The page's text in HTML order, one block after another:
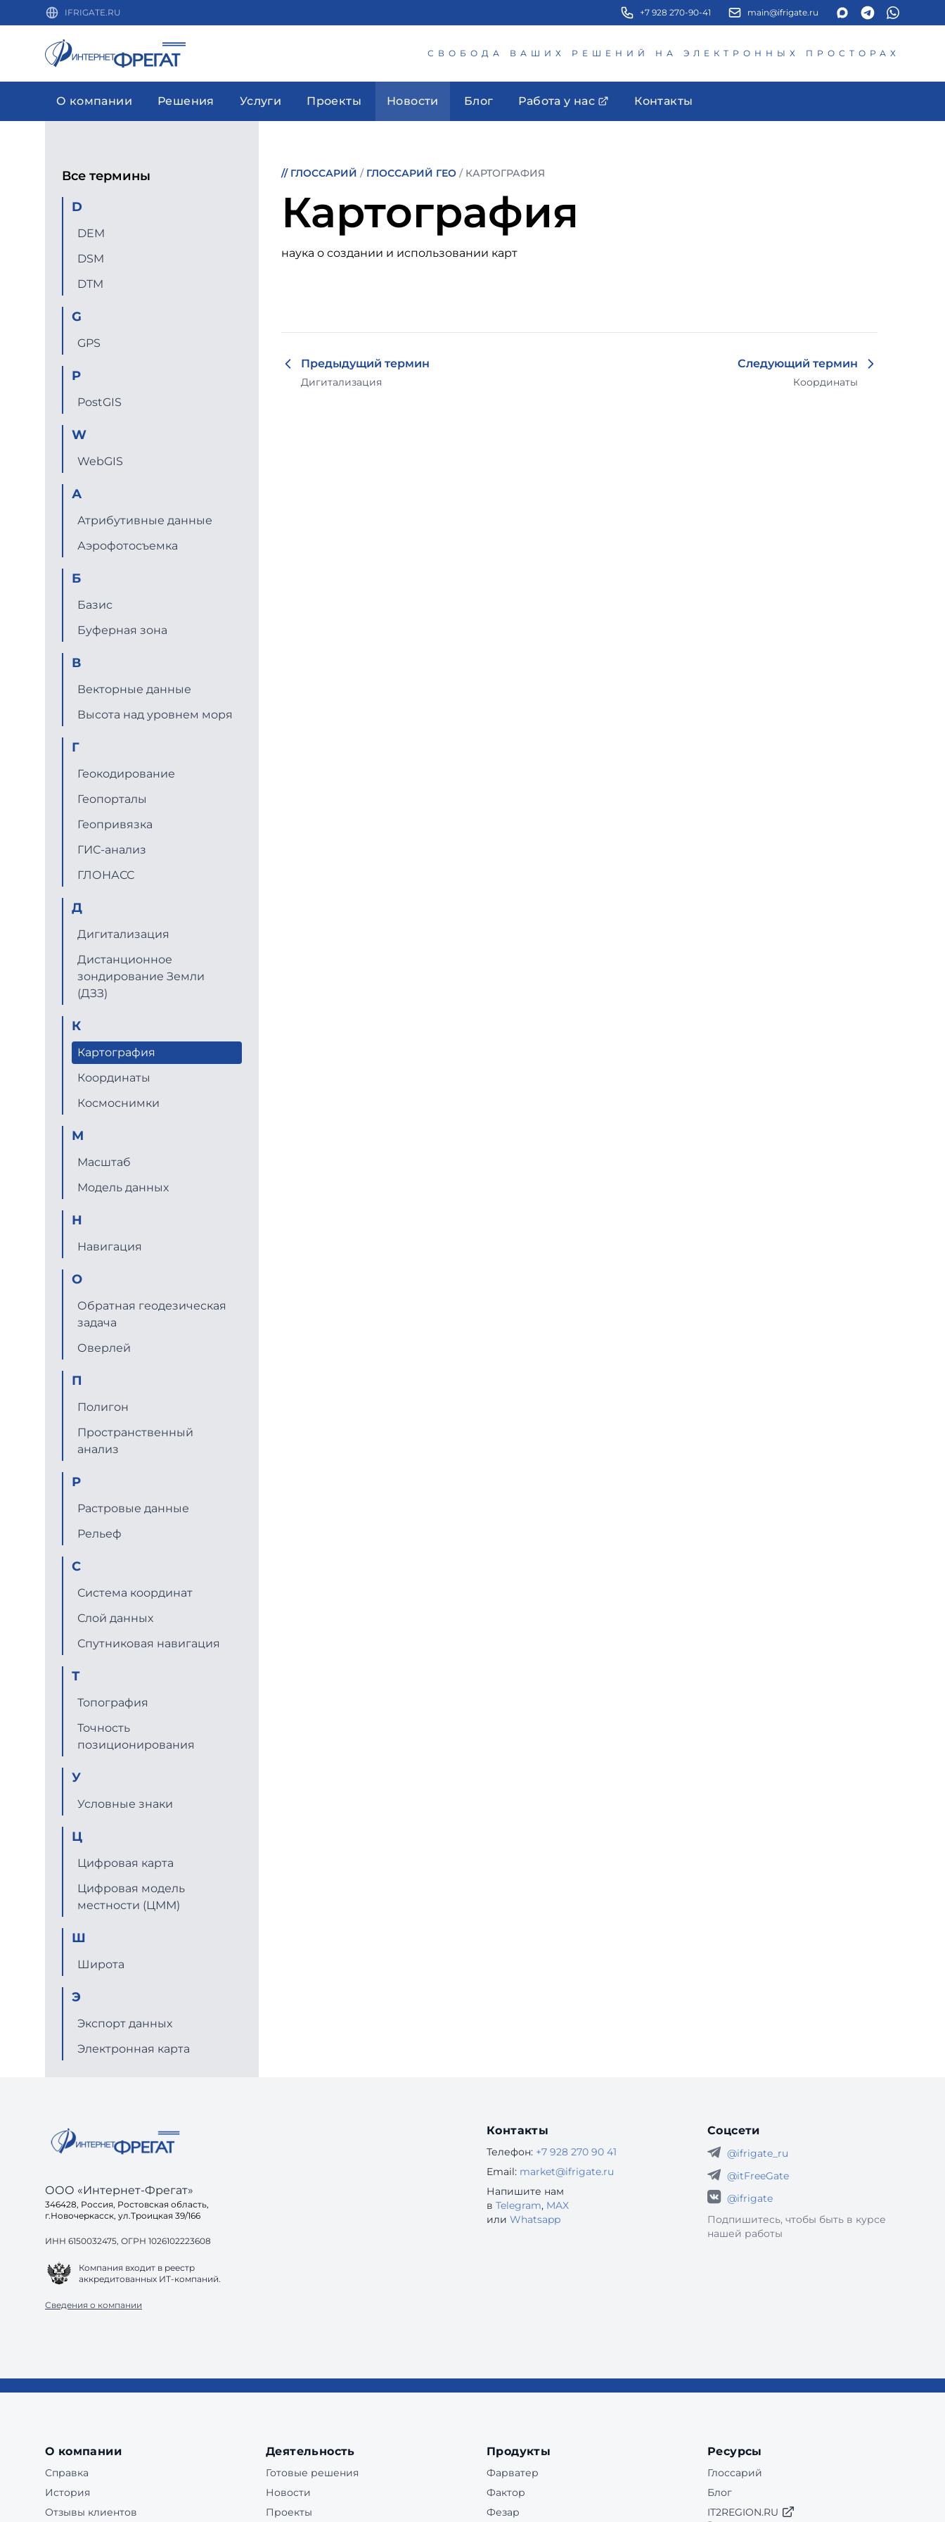
IFRIGATE.RU +7 928 270-90-41 main@ifrigate.ru
СВОБОДА ВАШИХ РЕШЕНИЙ НА ЭЛЕКТРОННЫХ ПРОСТОРАХ
О компании Решения Услуги Проекты Новости Блог Работа у нас Контакты
Все термины
D
DEM
DSM
DTM
G
GPS
P
PostGIS
W
WebGIS
А
Атрибутивные данные
Аэрофотосъемка
Б
Базис
Буферная зона
В
Векторные данные
Высота над уровнем моря
Г
Геокодирование
Геопорталы
Геопривязка
ГИС-анализ
ГЛОНАСС
Д
Дигитализация
Дистанционное
зондирование Земли
(ДЗЗ)
К
Картография
Координаты
Космоснимки
М
Масштаб
Модель данных
Н
Навигация
О
Обратная геодезическая
задача
Оверлей
П
Полигон
Пространственный
анализ
Р
Растровые данные
Рельеф
С
Система координат
Слой данных
Спутниковая навигация
Т
Топография
Точность
позиционирования
У
Условные знаки
Ц
Цифровая карта
Цифровая модель
местности (ЦММ)
Ш
Широта
Э
Экспорт данных
Электронная карта
// ГЛОССАРИЙ / ГЛОССАРИЙ ГЕО / КАРТОГРАФИЯ
Картография
наука о создании и использовании карт
Предыдущий термин
Дигитализация
Следующий термин
Координаты
ООО «Интернет-Фрегат»
346428, Россия, Ростовская область,
г.Новочеркасск, ул.Троицкая 39/166
ИНН 6150032475, ОГРН 1026102223608
Компания входит в реестр
аккредитованных ИТ-компаний.
Сведения о компании
Контакты
Телефон: +7 928 270 90 41
Email: market@ifrigate.ru
Напишите нам
в Telegram, MAX
или Whatsapp
Соцсети
@ifrigate_ru
@itFreeGate
@ifrigate
Подпишитесь, чтобы быть в курсе
нашей работы
О компании
Справка
История
Отзывы клиентов
Деятельность
Готовые решения
Новости
Проекты
Продукты
Фарватер
Фактор
Фезар
Ресурсы
Глоссарий
Блог
IT2REGION.RU